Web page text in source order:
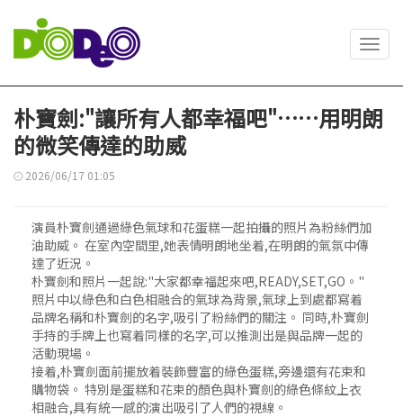
朴寶劍:"讓所有人都幸福吧"……用明朗
的微笑傳達的助威
2026/06/17 01:05
演員朴寶劍通過綠色氣球和花蛋糕一起拍攝的照片為粉絲們加
油助威。 在室內空間里,她表情明朗地坐着,在明朗的氣氛中傳
達了近況。
朴寶劍和照片一起說:"大家都幸福起來吧,READY,SET,GO。"
照片中以綠色和白色相融合的氣球為背景,氣球上到處都寫着
品牌名稱和朴寶劍的名字,吸引了粉絲們的關注。 同時,朴寶劍
手持的手牌上也寫着同樣的名字,可以推測出是與品牌一起的
活動現場。
接着,朴寶劍面前擺放着裝飾豐富的綠色蛋糕,旁邊還有花束和
購物袋。 特別是蛋糕和花束的顏色與朴寶劍的綠色條紋上衣
相融合,具有統一感的演出吸引了人們的視線。